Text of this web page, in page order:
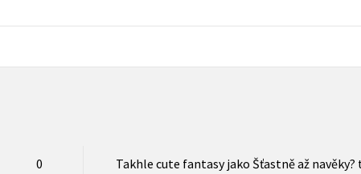
Příroda a zahrada
0
Takhle cute fantasy jako Šťastně až